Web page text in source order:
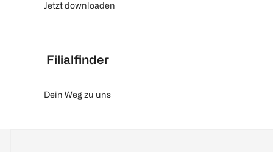
Jetzt downloaden
Filialfinder
Dein Weg zu uns